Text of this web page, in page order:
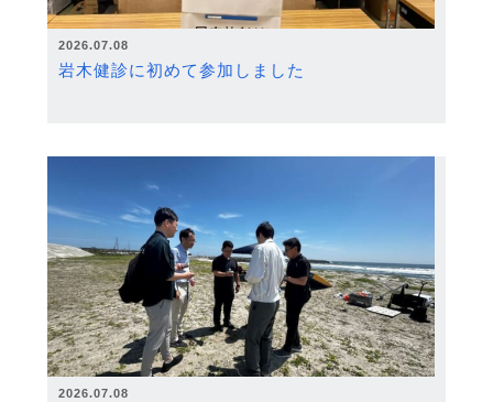
2026.07.08
岩木健診に初めて参加しました
2026.07.08